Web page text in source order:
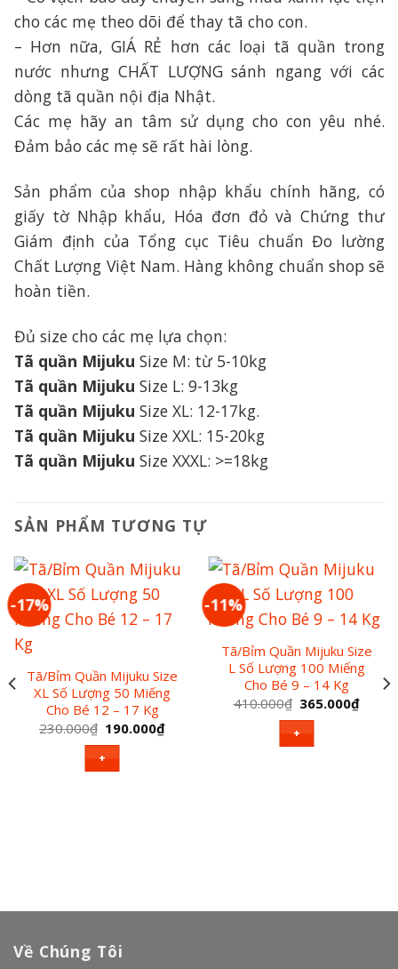
cho các mẹ theo dõi để thay tã cho con.
– Hơn nữa, GIÁ RẺ hơn các loại tã quần trong
nước nhưng CHẤT LƯỢNG sánh ngang với các
dòng tã quần nội địa Nhật.
Các mẹ hãy an tâm sử dụng cho con yêu nhé.
Đảm bảo các mẹ sẽ rất hài lòng.
Sản phẩm của shop nhập khẩu chính hãng, có
giấy tờ Nhập khẩu, Hóa đơn đỏ và Chứng thư
Giám định của Tổng cục Tiêu chuẩn Đo lường
Chất Lượng Việt Nam. Hàng không chuẩn shop sẽ
hoàn tiền.
Đủ size cho các mẹ lựa chọn:
Tã quần Mijuku Size M: từ 5-10kg
Tã quần Mijuku Size L: 9-13kg
Tã quần Mijuku Size XL: 12-17kg.
Tã quần Mijuku Size XXL: 15-20kg
Tã quần Mijuku Size XXXL: >=18kg
SẢN PHẨM TƯƠNG TỰ
-17%
Tã/Bỉm Quần Mijuku Size
XL Số Lượng 50 Miếng
Cho Bé 12 – 17 Kg
230.000₫ Giá
gốc
là:
230.000₫.
190.000₫Giá
+
-11%
Tã/Bỉm Quần Mijuku Size
L Số Lượng 100 Miếng
Cho Bé 9 – 14 Kg
410.000₫ Giá
gốc
là:
410.000₫.
365.000₫Giá
hiện
+
Về Chúng Tôi